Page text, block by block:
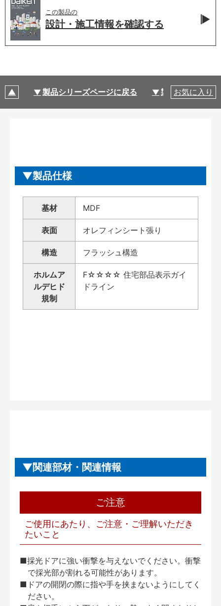
この製品の
設計・施工情報を確認する
製品シリーズページに戻る 製品仕様
お気に入り
製品仕様
基材 MDF
表面 オレフィンシート張り
構造 フラッシュ構造
ホルムア
ルデヒド
規制
F☆☆☆☆ 住宅部品表示ガイ
ドライン
関連部材・関連情報
ご注意
ご使用にあたり、ご注意・ご理解いただき
たいこと
■採光ドアに強い衝撃を与えないでください。衝撃
で採光部が割れる可能性があります。
■ドアの開閉の際に指や手を挟まないようにしてく
ださい。